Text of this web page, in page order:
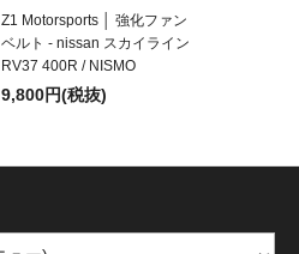
Z1 Motorsports │ 強化ファン
ベルト - nissan スカイライン
RV37 400R / NISMO
9,800円(税抜)